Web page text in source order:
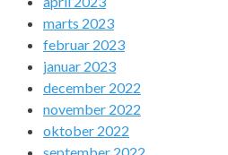
marts 2023
februar 2023
januar 2023
december 2022
november 2022
oktober 2022